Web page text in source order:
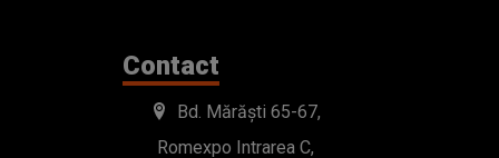
Contact
Bd. Mărăști 65-67,
Romexpo Intrarea C,